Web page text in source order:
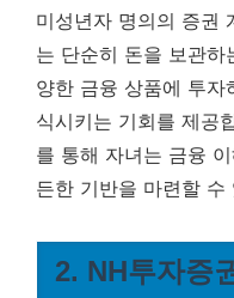
미성년자 명의의 증권
는 단순히 돈을 보관
양한 금융 상품에 투
식시키는 기회를 제공
를 통해 자녀는 금융
든한 기반을 마련할 수
2. NH투자증